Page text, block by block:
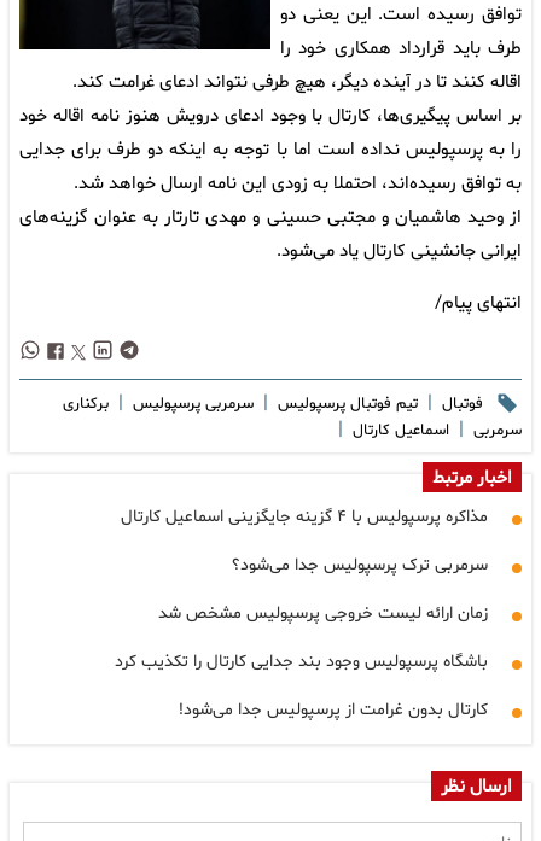
توافق رسیده است. این یعنی دو
طرف باید قرارداد همکاری خود را
اقاله کنند تا در آینده دیگر، هیچ طرفی نتواند ادعای غرامت کند.
بر اساس پیگیری‌ها، کارتال با وجود ادعای درویش هنوز نامه اقاله خود
را به پرسپولیس نداده است اما با توجه به اینکه دو طرف برای جدایی
به توافق رسیده‌اند، احتملا به زودی این نامه ارسال خواهد شد.
از وحید هاشمیان و مجتبی حسینی و مهدی تارتار به عنوان گزینه‌های
ایرانی جانشینی کارتال یاد می‌شود.
انتهای پیام/
فوتبال | تیم فوتبال پرسپولیس | سرمربی پرسپولیس | برکناری
سرمربی | اسماعیل کارتال |
اخبار مرتبط
مذاکره پرسپولیس با ۴ گزینه جایگزینی اسماعیل کارتال
سرمربی ترک پرسپولیس جدا می‌شود؟
زمان ارائه لیست خروجی پرسپولیس مشخص شد
باشگاه پرسپولیس وجود بند جدایی کارتال را تکذیب کرد
کارتال بدون غرامت از پرسپولیس جدا می‌شود!
ارسال نظر